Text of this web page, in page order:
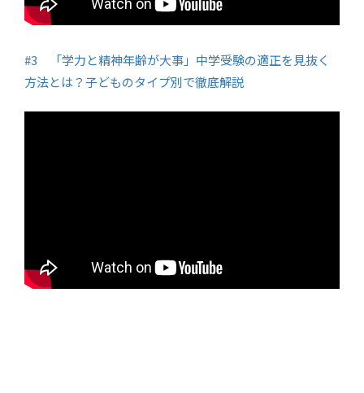
#3 「学力と精神年齢が大事」中学受験の適正を見抜く
方法とは？子どものタイプ別で徹底解説